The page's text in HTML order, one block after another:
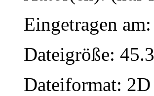
Eingetragen
Dateigröße:
Dateiformat: